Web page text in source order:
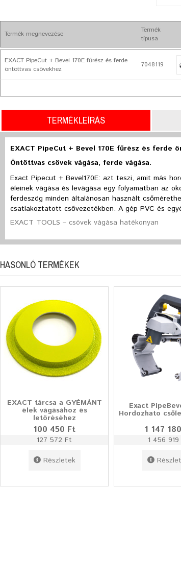
Termék megnevezése
Termék
típusa
EXACT PipeCut + Bevel 170E fűrész és ferde
öntöttvas csövekhez
7048119
TERMÉKLEÍRÁS
EXACT PipeCut + Bevel 170E fűrész és ferde
Öntöttvas csövek vágása, ferde vágása.
Exact Pipecut + Bevel170E: azt teszi, amit más
éleinek vágása és levágása egy folyamatban az
ferdeszög minden általánosan használt
csatlakoztatott csővezetékben. A gép PVC és
EXACT TOOLS – csövek vágása hatékonyan
HASONLÓ TERMÉKEK
EXACT tárcsa a GYÉMÁNT
élek vágásához és
letöréséhez
100 450 Ft
127 572 Ft
Részletek
Exact
Hordozhato
1 147
1 456